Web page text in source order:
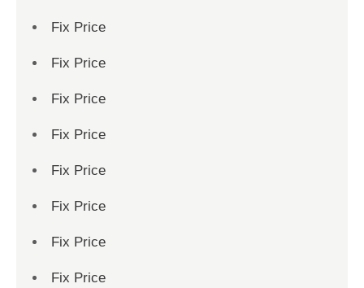
Fix Price
Fix Price
Fix Price
Fix Price
Fix Price
Fix Price
Fix Price
Fix Price